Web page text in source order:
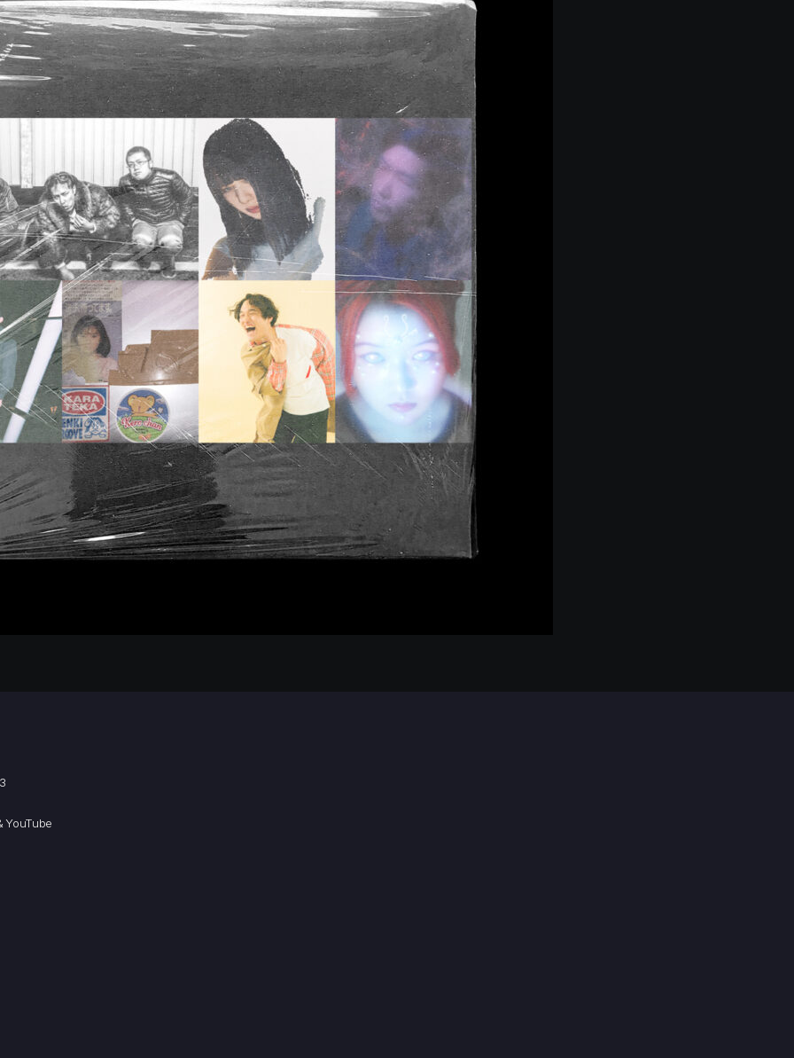
YouTube